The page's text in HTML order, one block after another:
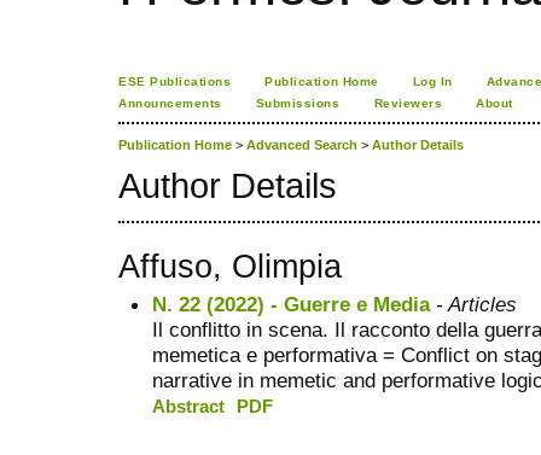
ESE Publications Publication Home Log In
Announcements
Submissions Reviewers About
Publication Home > Advanced Search > Author Details
Author Details
Affuso, Olimpia
N. 22 (2022) - Guerre e Media- Articles
Il conflitto in scena. Il racconto della
memetica e performativa = Conflict on
narrative in memetic and performative
Abstract PDF